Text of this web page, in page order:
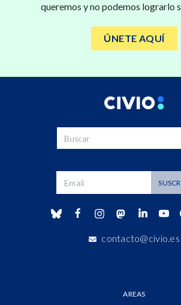
queremos y no podemos lograrlo
ÚNETE AQUÍ
contacto@civio.es
AREAS